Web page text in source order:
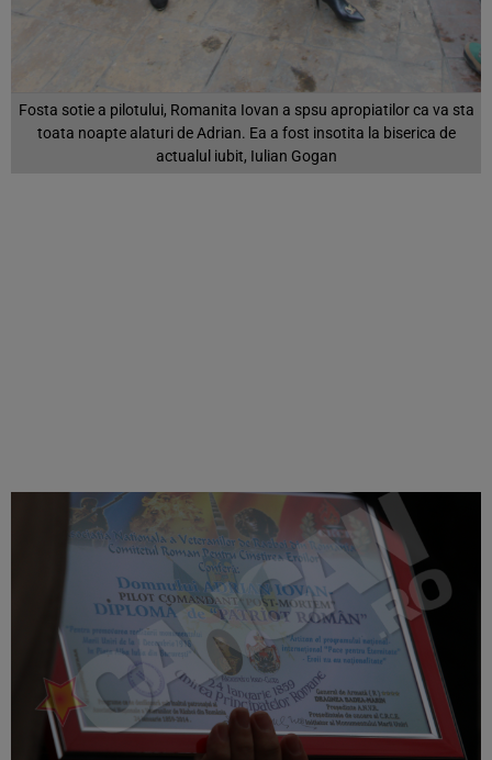
Fosta sotie a pilotului, Romanita Iovan a spsu apropiatilor ca va sta
toata noapte alaturi de Adrian. Ea a fost insotita la biserica de
actualul iubit, Iulian Gogan